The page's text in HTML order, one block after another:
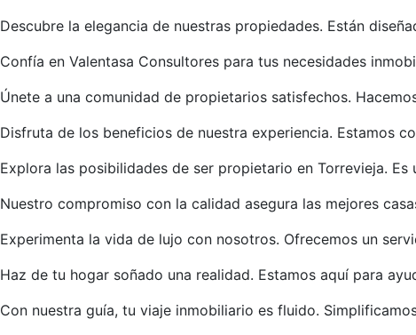
Descubre la elegancia de nuestras propiedades. Están
Confía en Valentasa Consultores para tus necesidades
Únete a una comunidad de propietarios satisfechos.
Disfruta de los beneficios de nuestra experiencia. Estamos
Explora las posibilidades de ser propietario en Torrevieja.
Nuestro compromiso con la calidad asegura las mejores
Experimenta la vida de lujo con nosotros. Ofrecemos un
Haz de tu hogar soñado una realidad. Estamos aquí para
Con nuestra guía, tu viaje inmobiliario es fluido.